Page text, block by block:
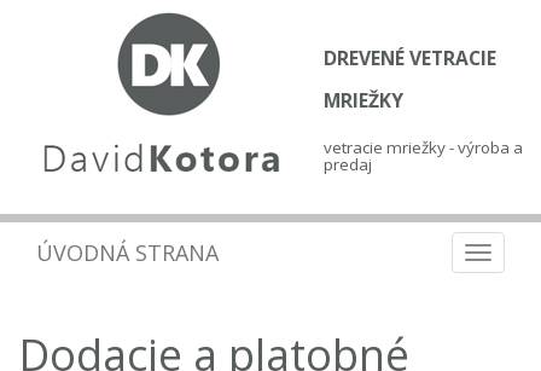
DREVENÉ VETRACIE
MRIEŽKY
vetracie mriežky - výroba a
predaj
Toggle
ÚVODNÁ STRANA
Dodacie a platobné